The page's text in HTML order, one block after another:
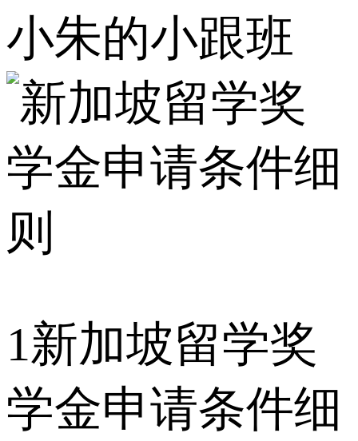
小朱的小跟班
1新加坡留学奖
学金申请条件细